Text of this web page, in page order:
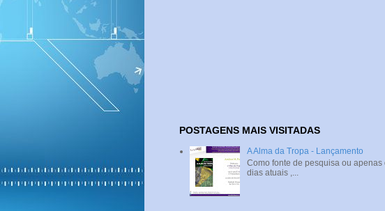
POSTAGENS MAIS VISITADAS
A Alma da Tropa - Lançamento
Como fonte de pesquisa ou
dias atuais ,...